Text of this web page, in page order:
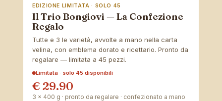
EDIZIONE LIMITATA · SOLO 45
Il Trio Bongiovi — La Confezione
Regalo
Tutte e 3 le varietà, avvolte a mano nella carta
velina, con emblema dorato e ricettario. Pronto da
regalare — limitata a 45 pezzi.
Limitata · solo 45 disponibili
€ 29.90
3 × 400 g · pronto da regalare · confezionato a mano